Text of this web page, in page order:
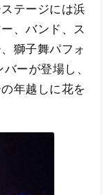
テージには浜
、バンド、ス
獅子舞パフォ
ーが登場し、
年越しに花を